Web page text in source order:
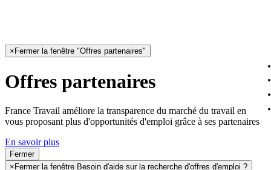
× Fermer la fenêtre "Offres partenaires"
Offres partenaires
France Travail améliore la transparence du marché du travail en
vous proposant plus d'opportunités d'emploi grâce à ses partenaires
En savoir plus
Fermer
× Fermer la fenêtre Besoin d'aide sur la recherche d'offres d'emploi ?